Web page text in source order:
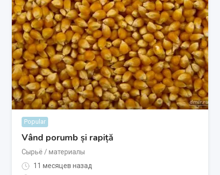
Popular
Vând porumb și rapiță
Сырьё / материалы
11 месяцев назад